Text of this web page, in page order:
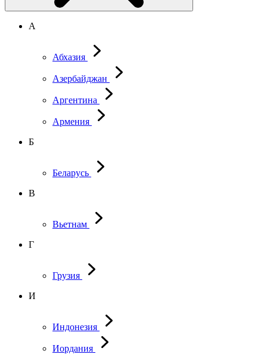
А
Абхазия
Азербайджан
Аргентина
Армения
Б
Беларусь
В
Вьетнам
Г
Грузия
И
Индонезия
Иордания